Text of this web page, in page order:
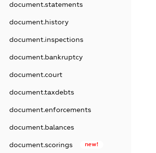
document.statements
document.history
document.inspections
document.bankruptcy
document.court
document.taxdebts
document.enforcements
document.balances
document.scorings new!